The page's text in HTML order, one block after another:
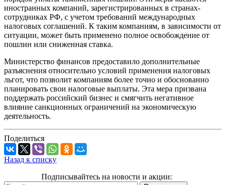
иностранных компаний, зарегистрированных в странах-
сотрудниках РФ, с учетом требований международных
налоговых соглашений. К таким компаниям, в зависимости от
ситуации, может быть применено полное освобождение от
пошлин или сниженная ставка.
Министерство финансов предоставило дополнительные
разъяснения относительно условий применения налоговых
льгот, что позволит компаниям более точно и обоснованно
планировать свои налоговые выплаты. Эта мера призвана
поддержать российский бизнес и смягчить негативное
влияние санкционных ограничений на экономическую
деятельность.
Поделиться
Назад к списку
Подписывайтесь на новости и акции: